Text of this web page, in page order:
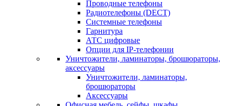
Проводные телефоны
Радиотелефоны (DECT)
Системные телефоны
Гарнитура
АТС цифровые
Опции для IP-телефонии
Уничтожители, ламинаторы, брошюраторы,
аксессуары
Уничтожители, ламинаторы,
брошюраторы
Аксессуары